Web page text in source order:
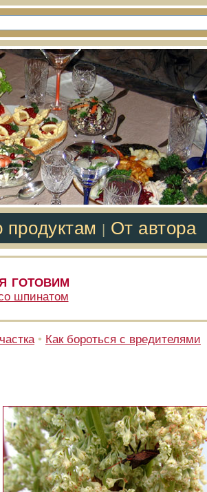
продуктам От автора
готовим
шпинатом
• Как бороться с вредителями